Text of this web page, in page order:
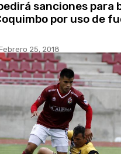
sanciones para
por uso de
25, 2018